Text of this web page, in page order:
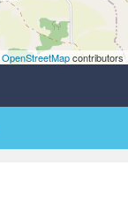
OpenStreetMapcontributors